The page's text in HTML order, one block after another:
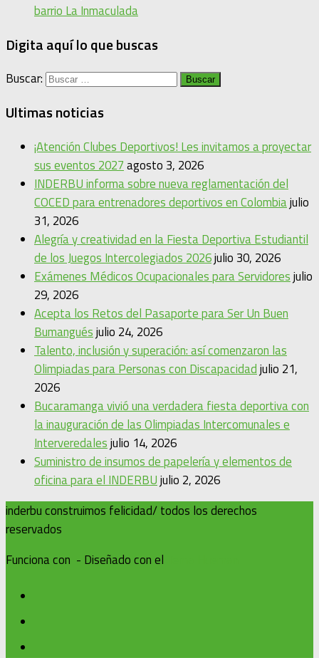
barrio La Inmaculada
Digita aquí lo que buscas
Buscar:
Ultimas noticias
¡Atención Clubes Deportivos! Les invitamos a proyectar
sus eventos 2027agosto 3, 2026
INDERBU informa sobre nueva reglamentación del
COCED para entrenadores deportivos en Colombiajulio
31, 2026
Alegría y creatividad en la Fiesta Deportiva Estudiantil
de los Juegos Intercolegiados 2026julio 30, 2026
Exámenes Médicos Ocupacionales para Servidoresjulio
29, 2026
Acepta los Retos del Pasaporte para Ser Un Buen
Bumanguésjulio 24, 2026
Talento, inclusión y superación: así comenzaron las
Olimpiadas para Personas con Discapacidadjulio 21,
2026
Bucaramanga vivió una verdadera fiesta deportiva con
la inauguración de las Olimpiadas Intercomunales e
Interveredalesjulio 14, 2026
Suministro de insumos de papelería y elementos de
oficina para el INDERBUjulio 2, 2026
inderbu construimos felicidad/ todos los derechos
reservados
Funciona con - Diseñado con el